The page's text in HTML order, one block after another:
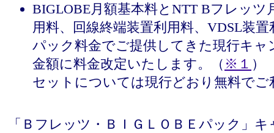
BIGLOBE月額基本料とNTT Bフレッツ
用料、回線終端装置利用料、VDSL装
パック料金でご提供してきた現行キャ
金額に料金改定いたします。（ ※１ ）
セットについては現行どおり無料で
「Ｂフレッツ・ＢＩＧＬＯＢＥパック」